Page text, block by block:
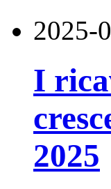
2025-
I
2025